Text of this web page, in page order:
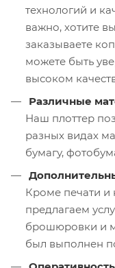
технологий и
важно, хотите
заказываете
можете быть
высоком
Различные
Наш плоттер
разных видах
бумагу,
Кроме печати и
предлагаем
брошюровки и
был выполнен